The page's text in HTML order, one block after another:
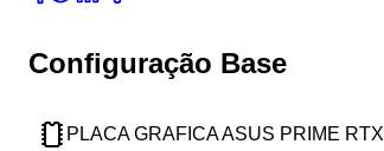
Configuração Base
PLACA GRAFICA ASUS PRIME